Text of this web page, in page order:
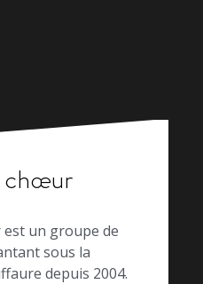
chœur
un groupe de
sous la
depuis 2004.